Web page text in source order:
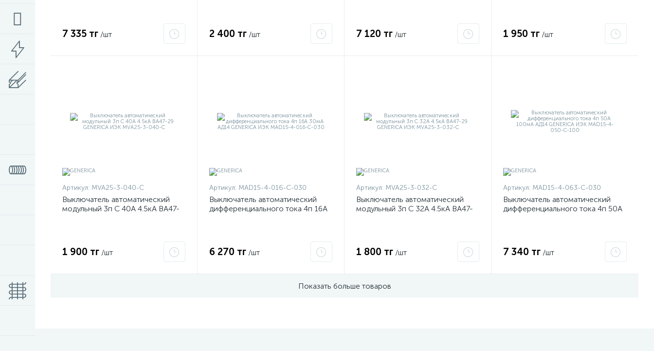
7 335 тг /шт 2 400 тг /шт 7 120 тг /шт 1 950 тг /шт
Артикул: MVA25-3-040-C
Выключатель автоматический
модульный 3п C 40А 4.5кА ВА47-
1 900 тг /шт
Артикул: MAD15-4-016-C-030
Выключатель автоматический
дифференциального тока 4п 16А
6 270 тг /шт
Артикул: MVA25-3-032-C
Выключатель автоматический
модульный 3п C 32А 4.5кА ВА47-
1 800 тг /шт
Артикул: MAD15-4-063-C-030
Выключатель автоматический
дифференциального тока 4п 50А
7 340 тг /шт
Показать больше товаров